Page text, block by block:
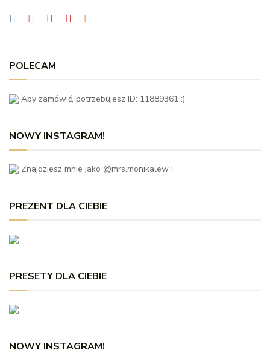
POLECAM
Aby zamówić, potrzebujesz ID: 11889361 :)
NOWY INSTAGRAM!
Znajdziesz mnie jako @mrs.monikalew !
PREZENT DLA CIEBIE
PRESETY DLA CIEBIE
NOWY INSTAGRAM!